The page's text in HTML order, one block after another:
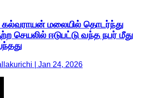
மலையில் தொடர்ந்து
செயலில் ஈடுபட்டு வந்த நபர் மீது
| Jan 24, 2026